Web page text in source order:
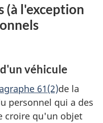
(à l'exception
véhicule
61(2)de la
personnel qui a des
croire qu'un objet